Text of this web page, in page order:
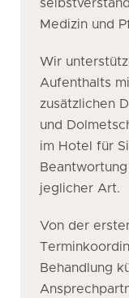
Medizin und
Wir
Aufenthalts
zusätzlichen
und
im Hotel für
jeglicher Art.
Von der
Behandlung